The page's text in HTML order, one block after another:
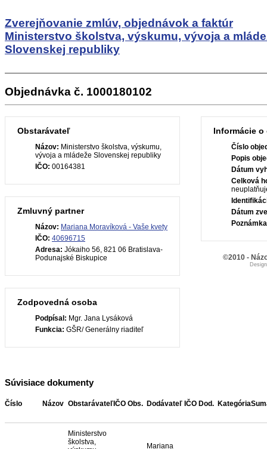
Zverejňovanie zmlúv, objednávok a faktúr
Ministerstvo školstva, výskumu, vývoja a
Slovenskej republiky
Objednávka č. 1000180102
Obstarávateľ
Názov: Ministerstvo školstva, výskumu,
vývoja a mládeže Slovenskej republiky
IČO: 00164381
Zmluvný partner
Názov: Mariana Moravíková - Vaše kvety
IČO: 40696715
Adresa: Jókaiho 56, 821 06 Bratislava-
Podunajské Biskupice
Zodpovedná osoba
Podpísal: Mgr. Jana Lysáková
Funkcia: GŠR/ Generálny riaditeľ
Informácie
Číslo
Popis
Dátum
Celková
Dátum
Súvisiace dokumenty
Číslo Názov Obstarávateľ IČO Obs. Dodávateľ IČO Dod. Kategória
Ministerstvo
školstva,
Mariana
©2010 -